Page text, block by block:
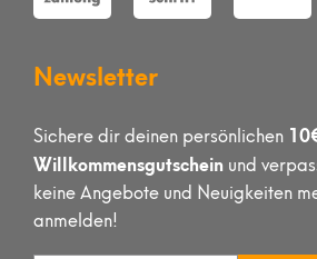
Newsletter
Sichere dir deinen persönlichen
Willkommensgutschein und
keine Angebote und Neuigkeiten
anmelden!